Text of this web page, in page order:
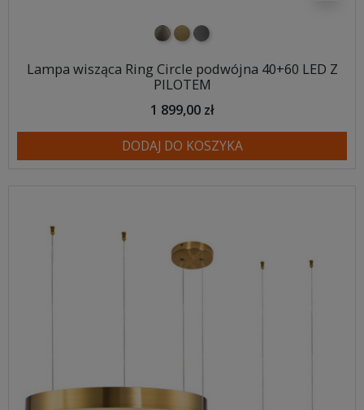
nikiel szczotkowany
mosiądz szczotkowany
tytan szczotkowany
Lampa wisząca Ring Circle podwójna 40+60 LED Z
PILOTEM
1 899,00 zł
DODAJ DO KOSZYKA